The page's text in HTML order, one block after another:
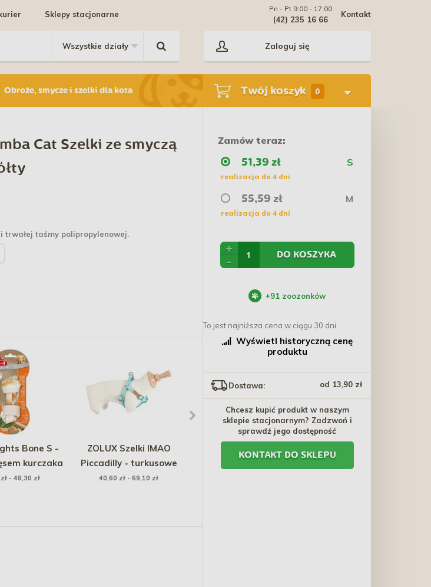
Sklepy stacjonarne Kontakt
Pn - Pt 9:00 - 17:00
(42) 235 16 66
Zaloguj się
Obroże, smycze i szelki dla kota Twój koszyk 0
Cat Szelki ze smyczą
trwałej taśmy polipropylenowej.
Bone S -
kurczaka
- 48,30 zł
ZOLUX Szelki IMAO
Piccadilly - turkusowe
40,60 zł - 69,10 zł
Zamów teraz:
51,39 zł S
realizacja do 4 dni
55,59 zł M
realizacja do 4 dni
+
-
DO KOSZYKA
+91 zoozonków
To jest najniższa cena w ciągu 30 dni
Wyświetl historyczną cenę
produktu
Dostawa: od 13,90 zł
Chcesz kupić produkt w naszym
sklepie stacjonarnym? Zadzwoń i
sprawdź jego dostępność
KONTAKT DO SKLEPU